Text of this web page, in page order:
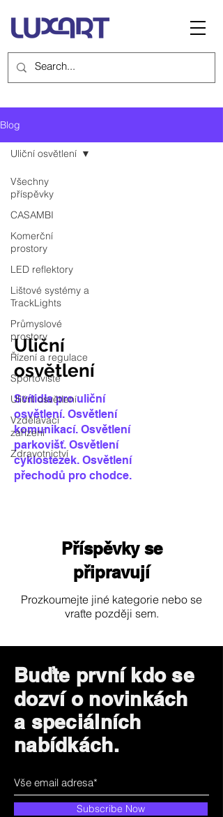
Blog
Všechny
příspěvky
CASAMBI
Komerční
prostory
LED reflektory
Lištové systémy a
TrackLights
Průmyslové
prostory
Řízení a regulace
Sportoviště
Uliční osvětlení
Vzdělávací
zařízení
Zdravotnictví
Uliční osvětlení
Uliční
osvětlení
Svítidla pro uliční
osvětlení. Osvětlení
komunikací. Osvětlení
parkovišť. Osvětlení
cyklostezek. Osvětlení
přechodů pro chodce.
Příspěvky se
připravují
Prozkoumejte jiné kategorie nebo se
vraťte později sem.
Buďte první kdo se
dozví o novinkách
a speciálních
nabídkách.
Subscribe Now